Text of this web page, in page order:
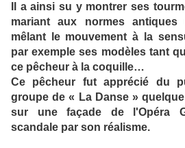
Il a ainsi su y montrer ses
mariant aux normes
mêlant le mouvement à la
par exemple ses modèles tant
ce pêcheur à la coquille…
Ce pêcheur fut apprécié du
groupe de « La Danse »
sur une façade de l'Opéra
scandale par son réalisme.